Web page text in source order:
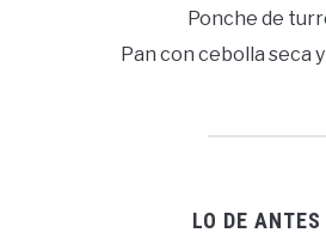
Ponche de
Pan con cebolla seca
LO DE